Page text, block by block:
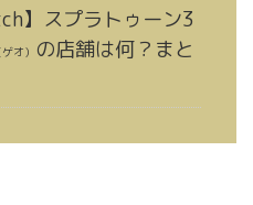
】スプラトゥーン3
ゲオ） の店舗は何？まと